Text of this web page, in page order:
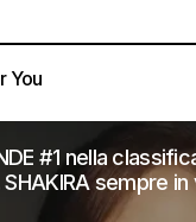
You
#1 nella
sempre